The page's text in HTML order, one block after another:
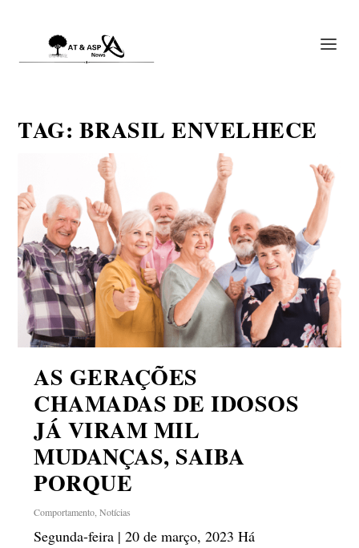
TAG: BRASIL ENVELHECE
AS GERAÇÕES
CHAMADAS DE IDOSOS
JÁ VIRAM MIL
MUDANÇAS, SAIBA
PORQUE
Comportamento ,Notícias
Segunda-feira | 20 de março, 2023 Há